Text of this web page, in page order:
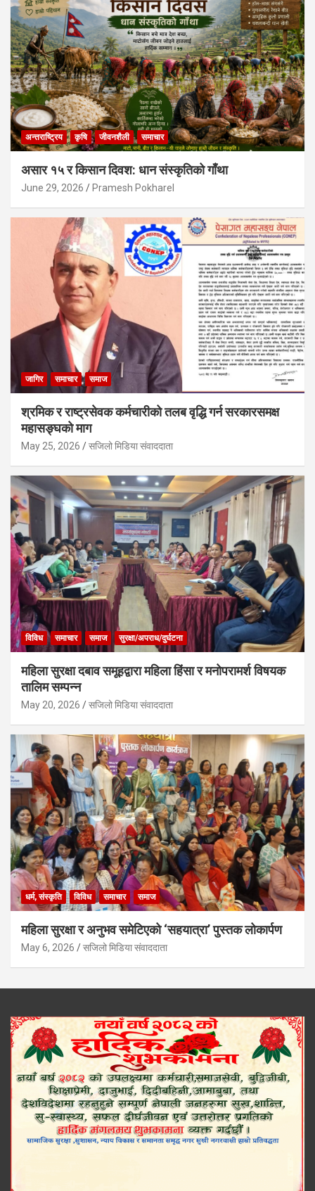
अन्तराष्ट्रिय कृषि जीवनशैली समाचार
असार १५ र किसान दिवश: धान संस्कृतिको गाँथा
June 29, 2026 Pramesh Pokharel
जागिर समाचार समाज
श्रमिक र राष्ट्रसेवक कर्मचारीको तलब वृद्धि गर्न सरकारसमक्ष
महासङ्घको माग
May 25, 2026 सजिलो मिडिया संवाददाता
विविध समाचार समाज सुरक्षा/अपराध/दुर्घटना
महिला सुरक्षा दबाव समूहद्वारा महिला हिंसा र मनोपरामर्श विषयक
तालिम सम्पन्न
May 20, 2026 सजिलो मिडिया संवाददाता
धर्म, संस्कृति विविध समाचार समाज
महिला सुरक्षा र अनुभव समेटिएको ‘सहयात्रा’ पुस्तक लोकार्पण
May 6, 2026 सजिलो मिडिया संवाददाता